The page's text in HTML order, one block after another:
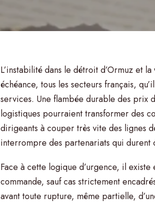
L’instabilité dans le détroit d’Ormuz et
échéance, tous les secteurs français,
services. Une flambée durable des prix
logistiques pourraient transformer des
dirigeants à couper très vite des lignes
interrompre des partenariats qui durent
Face à cette logique d’urgence, il
commande, sauf cas strictement
avant toute rupture, même partielle,